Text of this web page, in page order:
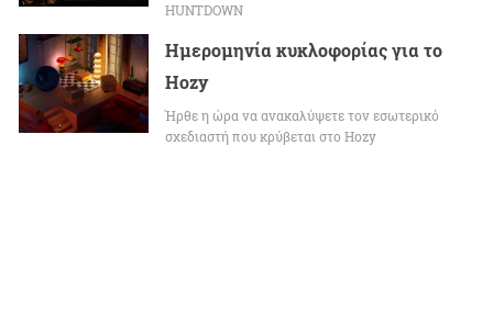
HUNTDOWN
Ημερομηνία κυκλοφορίας για το
Hozy
Ήρθε η ώρα να ανακαλύψετε τον εσωτερικό
σχεδιαστή που κρύβεται στο Hozy